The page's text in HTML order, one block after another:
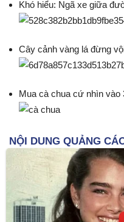
Khó hiểu: Ngã xe giữa
Cây cảnh vàng lá đừng
Mua cà chua cứ nhìn